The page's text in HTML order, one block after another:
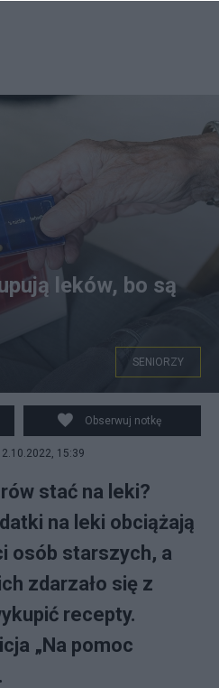
przyznało, że wydatki na leki
Zdjęcie ilustracyjne. Fot.
leków, bo są
SENIORZY
Obserwuj notkę
15:39
stać na leki?
na leki obciążają
osób starszych, a
zdarzało się z
recepty.
„Na pomoc